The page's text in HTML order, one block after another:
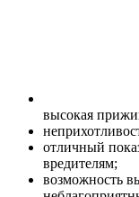
высокая
отличный
вредителям;
возможность